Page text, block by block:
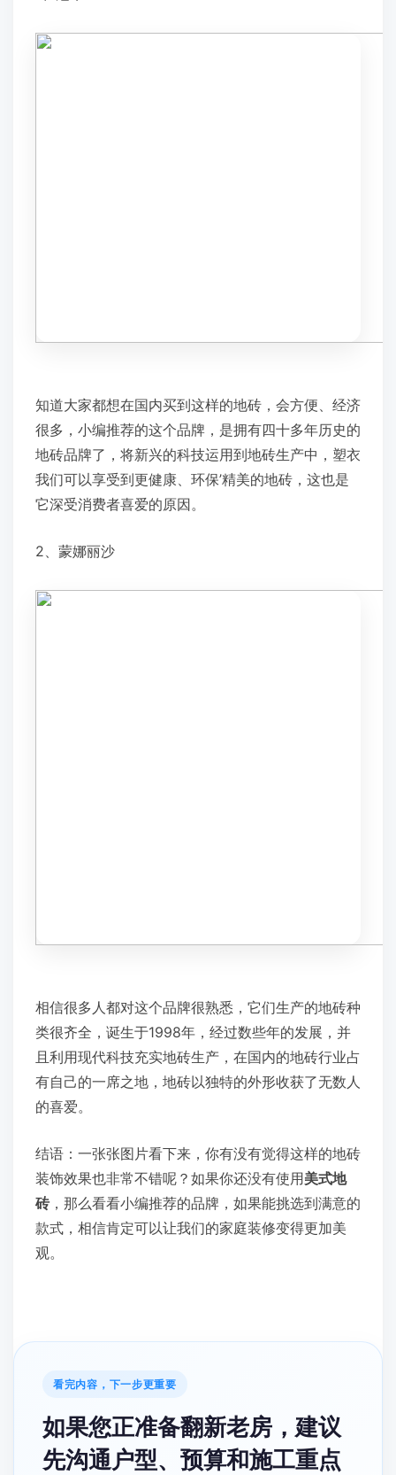
知道大家都想在国内买到这样的地砖，会方便、经济
很多，小编推荐的这个品牌，是拥有四十多年历史的
地砖品牌了，将新兴的科技运用到地砖生产中，塑衣
我们可以享受到更健康、环保’精美的地砖，这也是
它深受消费者喜爱的原因。
2、蒙娜丽沙
相信很多人都对这个品牌很熟悉，它们生产的地砖种
类很齐全，诞生于1998年，经过数些年的发展，并
且利用现代科技充实地砖生产，在国内的地砖行业占
有自己的一席之地，地砖以独特的外形收获了无数人
的喜爱。
结语：一张张图片看下来，你有没有觉得这样的地砖
装饰效果也非常不错呢？如果你还没有使用美式地
砖，那么看看小编推荐的品牌，如果能挑选到满意的
款式，相信肯定可以让我们的家庭装修变得更加美
观。
看完内容，下一步更重要
如果您正准备翻新老房，建议
先沟通户型、预算和施工重点